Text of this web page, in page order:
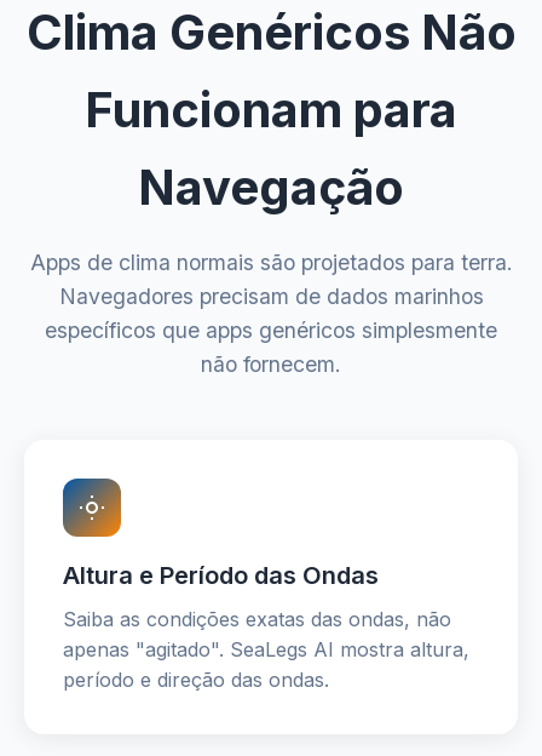
Clima Genéricos Não
Funcionam para
Navegação
Apps de clima normais são projetados para terra.
Navegadores precisam de dados marinhos
específicos que apps genéricos simplesmente
não fornecem.
Altura e Período das Ondas
Saiba as condições exatas das ondas, não
apenas "agitado". SeaLegs AI mostra altura,
período e direção das ondas.